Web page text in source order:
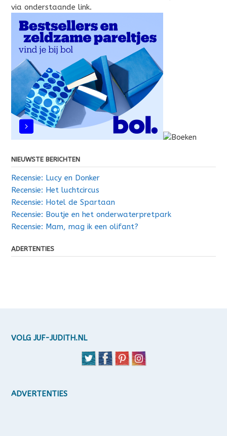
via onderstaande link.
NIEUWSTE BERICHTEN
Recensie: Lucy en Donker
Recensie: Het luchtcircus
Recensie: Hotel de Spartaan
Recensie: Boutje en het onderwaterpretpark
Recensie: Mam, mag ik een olifant?
ADERTENTIES
VOLG JUF-JUDITH.NL
ADVERTENTIES